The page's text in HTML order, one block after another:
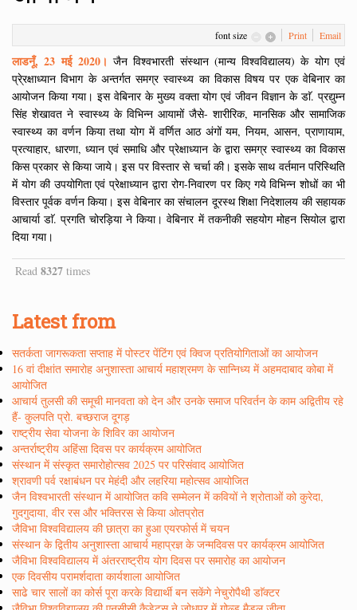
font size Print Email
लाडनूँ, 23 मई 2020। जैन विश्वभारती संस्थान (मान्य विश्वविद्यालय) के योग एवं
प्रे्रक्षाध्यान विभाग के अन्तर्गत समग्र स्वास्थ्य का विकास विषय पर एक वेबिनार का
आयोजन किया गया। इस वेबिनार के मुख्य वक्ता योग एवं जीवन विज्ञान के डाॅ. प्रद्युम्न
सिंह शेखावत ने स्वास्थ्य के विभिन्न आयामों जैसे- शारीरिक, मानसिक और सामाजिक
स्वास्थ्य का वर्णन किया तथा योग में वर्णित आठ अंगों यम, नियम, आसन, प्राणायाम,
प्रत्याहार, धारणा, ध्यान एवं समाधि और प्रेक्षाध्यान के द्वारा समग्र स्वास्थ्य का विकास
किस प्रकार से किया जाये। इस पर विस्तार से चर्चा की। इसके साथ वर्तमान परिस्थिति
में योग की उपयोगिता एवं प्रेक्षाध्यान द्वारा रोग-निवारण पर किए गये विभिन्न शोधों का भी
विस्तार पूर्वक वर्णन किया। इस वेबिनार का संचालन दूरस्थ शिक्षा निदेशालय की सहायक
आचार्या डाॅ. प्रगति चोरड़िया ने किया। वेबिनार में तकनीकी सहयोग मोहन सियोल द्वारा
दिया गया।
Read 8327 times
Latest from
सतर्कता जागरूकता सप्ताह में पोस्टर पेंटिंग एवं क्विज प्रतियोगिताओं का आयोजन
16 वां दीक्षांत समारोह अनुशास्ता आचार्य महाश्रमण के सान्निध्य में अहमदाबाद कोबा में
आयोजित
आचार्य तुलसी की समूची मानवता को देन और उनके समाज परिवर्तन के काम अद्वितीय रहे
हैं- कुलपति प्रो. बच्छराज दूगड़
राष्ट्रीय सेवा योजना के शिविर का आयोजन
अन्तर्राष्ट्रीय अहिंसा दिवस पर कार्यक्रम आयोजित
संस्थान में संस्कृत समारोहोत्सव 2025 पर परिसंवाद आयोजित
श्रावणी पर्व रक्षाबंधन पर मेहंदी और लहरिया महोत्सव आयोजित
जैन विश्वभारती संस्थान में आयोजित कवि सम्मेलन में कवियों ने श्रोताओं को कुरेदा,
गुदगुदाया, वीर रस और भक्तिरस से किया ओतप्रोत
जैविभा विश्वविद्यालय की छात्रा का हुआ एयरफोर्स में चयन
संस्थान के द्वितीय अनुशास्ता आचार्य महाप्रज्ञ के जन्मदिवस पर कार्यक्रम आयोजित
जैविभा विश्वविद्यालय में अंतरराष्ट्रीय योग दिवस पर समारोह का आयोजन
एक दिवसीय परामर्शदाता कार्यशाला आयोजित
साढे चार सालों का कोर्स पूरा करके विद्यार्थी बन सकेंगे नेचुरोपैथी डाॅक्टर